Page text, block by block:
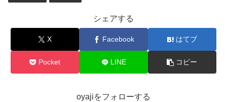
シェアする
X Facebook はてブ
Pocket LINE コピー
oyajiをフォローする